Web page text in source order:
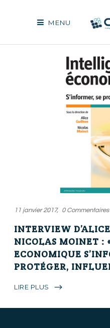
MENU
11 janvier 2017 0 Commentaires
INTERVIEW
NICOLAS MOINET :
ECONOMIQUE
PROTÉGER,
LIRE PLUS